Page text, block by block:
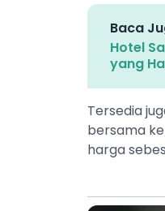
Baca
Hotel
yang
Tersedia
bersama
harga